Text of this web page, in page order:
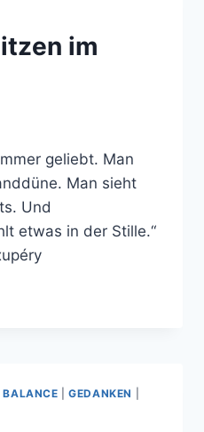
im
geliebt. Man
Man sieht
Und
etwas in der Stille.“
|BALANCE |GEDANKEN